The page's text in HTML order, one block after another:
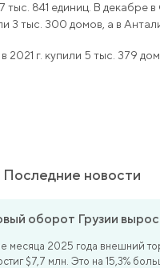
тыс. 841 единиц. В декабре
3 тыс. 300 домов, а в
2021 г. купили 5 тыс. 379
Последние новости
оборот Грузии вырос
месяца 2025 года внешний
$7,7 млн. Это на 15,3%